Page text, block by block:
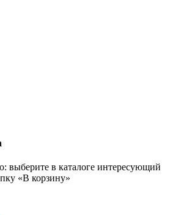
выберите в каталоге интересующий
«В корзину»